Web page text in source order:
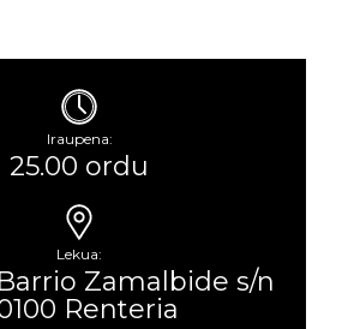
Iraupena:
25.00 ordu
Lekua:
Zamalbide s/n
Renteria